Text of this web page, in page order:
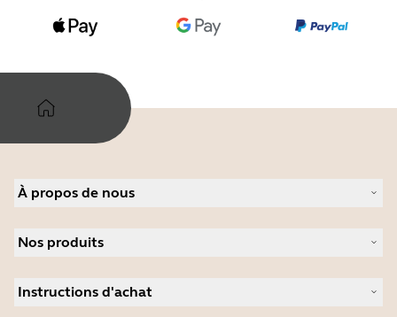
À propos de nous
Carrières
Actualité et communiqués de presse
Études de cas
Nos produits
Speakerphones
Instructions d'achat